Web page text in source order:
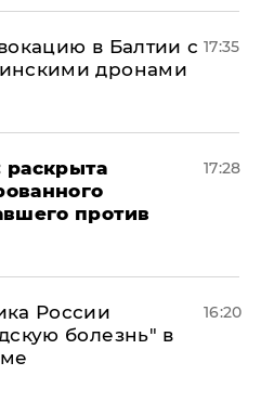
в Балтии с
дронами
17:35
раскрыта
против
17:28
России
болезнь" в
16:20